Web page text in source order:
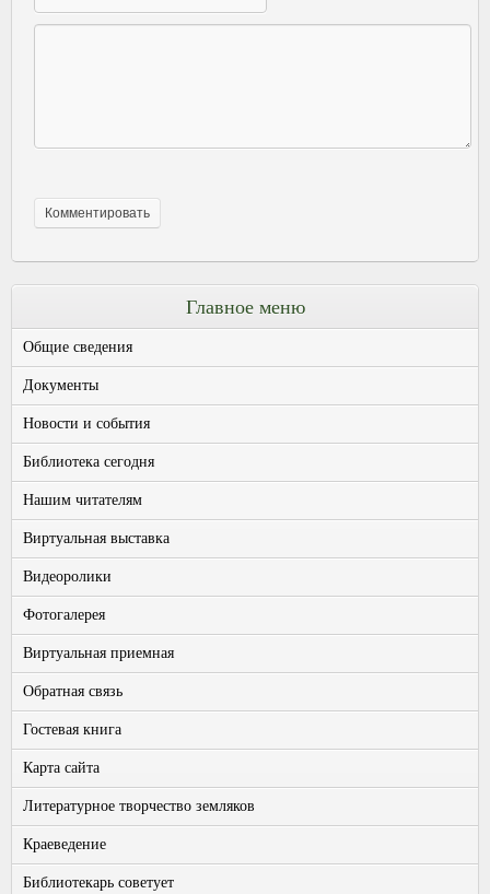
Главное меню
Общие сведения
Документы
Новости и события
Библиотека сегодня
Нашим читателям
Виртуальная выставка
Видеоролики
Фотогалерея
Виртуальная приемная
Обратная связь
Гостевая книга
Карта сайта
Литературное творчество земляков
Краеведение
Библиотекарь советует